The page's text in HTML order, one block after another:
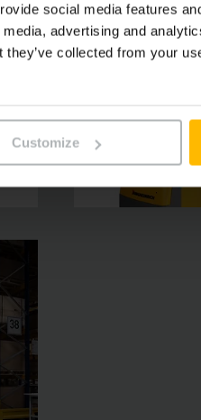
social media features
advertising and
collected from your
Customize